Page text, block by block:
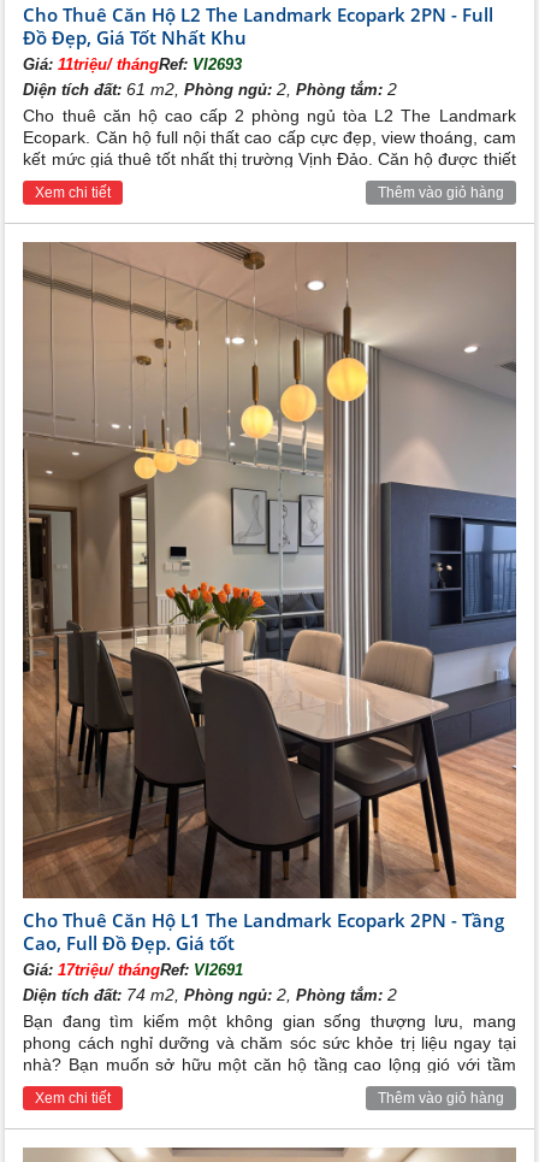
Cho Thuê Căn Hộ L2 The Landmark Ecopark 2PN - Full
Đồ Đẹp, Giá Tốt Nhất Khu
Giá:11triệu/ thángRef: VI2693
Diện tích đất: 61 m2,Phòng ngủ: 2,Phòng tắm: 2
Cho thuê căn hộ cao cấp 2 phòng ngủ tòa L2 The Landmark
Ecopark. Căn hộ full nội thất cao cấp cực đẹp, view thoáng, cam
kết mức giá thuê tốt nhất thị trường Vịnh Đảo. Căn hộ được thiết
kế đẹp và hiện đại, rất phù hợp cho các hộ gia đình người việt,
cho các chuyên gia người nước ngoài đang sinh sống và làm
việc vùng lân cận
Xem chi tiết Thêm vào giỏ hàng
Cho Thuê Căn Hộ L1 The Landmark Ecopark 2PN - Tầng
Cao, Full Đồ Đẹp. Giá tốt
Giá:17triệu/ thángRef: VI2691
Diện tích đất: 74 m2,Phòng ngủ: 2,Phòng tắm: 2
Bạn đang tìm kiếm một không gian sống thượng lưu, mang
phong cách nghỉ dưỡng và chăm sóc sức khỏe trị liệu ngay tại
nhà? Bạn muốn sở hữu một căn hộ tầng cao lộng gió với tầm
view panorama ôm trọn mảng xanh đại đô thị? Căn hộ cao cấp
2 phòng ngủ tại tòa tháp L1 The Landmark Ecopark chính là tổ
ấm hoàn hảo, nơi bạn chỉ cần xách vali vào và tận hưởng cuộc
sống đẳng cấp mỗi ngày.
Xem chi tiết Thêm vào giỏ hàng